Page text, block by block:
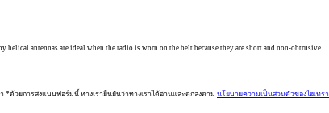
antennas are ideal when the radio is worn on the belt because they are short and non-obtrusive.
*ด้วยการส่งแบบฟอร์มนี้ ทางเรายืนยันว่าทางเราได้อ่านและตกลงตาม นโยบายความเป็นส่วนตัวของไฮเทรา